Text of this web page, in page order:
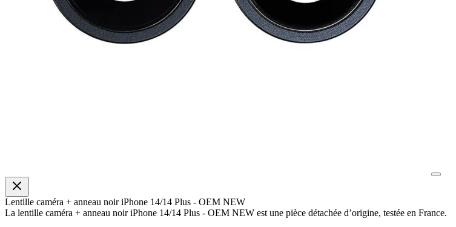
Lentille caméra + anneau noir iPhone 14/14 Plus - OEM NEW
La lentille caméra + anneau noir iPhone 14/14 Plus - OEM NEW est une pièce détachée d’origine, testée en France.